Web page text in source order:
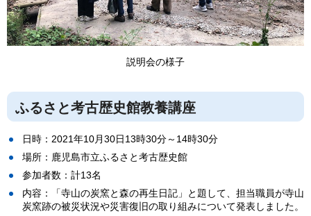
説明会の様子
ふるさと考古歴史館教養講座
日時：2021年10月30日13時30分～14時30分
場所：鹿児島市立ふるさと考古歴史館
参加者数：計13名
内容：「寺山の炭窯と森の再生日記」と題して、担当職員が寺山
炭窯跡の被災状況や災害復旧の取り組みについて発表しました。